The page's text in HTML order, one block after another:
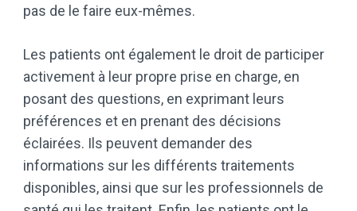
pas de le faire eux-mêmes.
Les patients ont également le droit de participer
activement à leur propre prise en charge, en
posant des questions, en exprimant leurs
préférences et en prenant des décisions
éclairées. Ils peuvent demander des
informations sur les différents traitements
disponibles, ainsi que sur les professionnels de